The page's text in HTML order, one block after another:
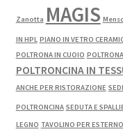
Zanotta MAGIS
IN HPL PIANO IN VETRO
POLTRONA IN CUOIO
POLTRONCINA IN
ANCHE PER RISTORAZIONE
POLTRONCINA SEDUTA E
LEGNO TAVOLINO PER